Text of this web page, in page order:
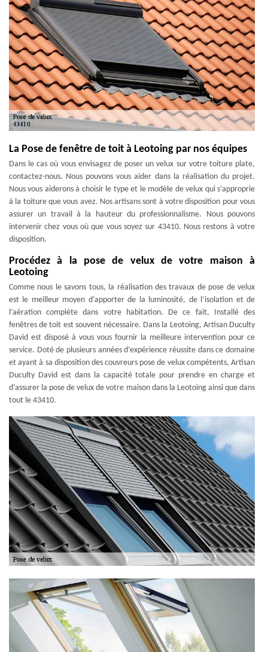
La Pose de fenêtre de toit à Leotoing par nos équipes
Dans le cas où vous envisagez de poser un velux sur votre toiture plate,
contactez-nous. Nous pouvons vous aider dans la réalisation du projet.
Nous vous aiderons à choisir le type et le modèle de velux qui s’approprie
à la toiture que vous avez. Nos artisans sont à votre disposition pour vous
assurer un travail à la hauteur du professionnalisme. Nous pouvons
intervenir chez vous où que vous soyez sur 43410. Nous restons à votre
disposition.
Procédez à la pose de velux de votre maison à
Leotoing
Comme nous le savons tous, la réalisation des travaux de pose de velux
est le meilleur moyen d’apporter de la luminosité, de l’isolation et de
l’aération complète dans votre habitation. De ce fait, Installé des
fenêtres de toit est souvent nécessaire. Dans la Leotoing, Artisan Duculty
David est disposé à vous vous fournir la meilleure intervention pour ce
service. Doté de plusieurs années d’expérience réussite dans ce domaine
et ayant à sa disposition des couvreurs pose de velux compétents, Artisan
Duculty David est dans la capacité totale pour prendre en charge et
d’assurer la pose de velux de votre maison dans la Leotoing ainsi que dans
tout le 43410.